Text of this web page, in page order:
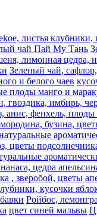
листья
чай Пай Му Тань
лимонная цедра,
Зеленый чай,
и белого чаев
плоды манго и
гвоздика, имбирь,
фенхель,
бузина,
цветы
цедра
цветы
кусочки
Ройбос,
цвет синей мальвы